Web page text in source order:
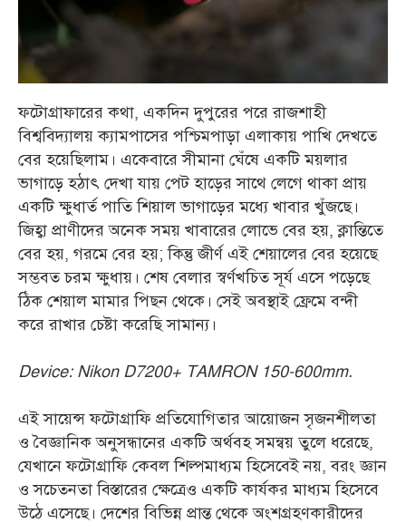
ফটোগ্রাফারের কথা, একদিন দুপুরের পরে রাজশাহী
বিশ্ববিদ্যালয় ক্যামপাসের পশ্চিমপাড়া এলাকায় পাখি দেখতে
বের হয়েছিলাম। একেবারে সীমানা ঘেঁষে একটি ময়লার
ভাগাড়ে হঠাৎ দেখা যায় পেট হাড়ের সাথে লেগে থাকা প্রায়
একটি ক্ষুধার্ত পাতি শিয়াল ভাগাড়ের মধ্যে খাবার খুঁজছে।
জিহ্বা প্রাণীদের অনেক সময় খাবারের লোভে বের হয়, ক্লান্তিতে
বের হয়, গরমে বের হয়; কিন্তু জীর্ণ এই শেয়ালের বের হয়েছে
সম্ভবত চরম ক্ষুধায়। শেষ বেলার স্বর্ণখচিত সূর্য এসে পড়েছে
ঠিক শেয়াল মামার পিছন থেকে। সেই অবস্থাই ফ্রেমে বন্দী
করে রাখার চেষ্টা করেছি সামান্য।
Device: Nikon D7200+ TAMRON 150-600mm.
এই সায়েন্স ফটোগ্রাফি প্রতিযোগিতার আয়োজন সৃজনশীলতা
ও বৈজ্ঞানিক অনুসন্ধানের একটি অর্থবহ সমন্বয় তুলে ধরেছে,
যেখানে ফটোগ্রাফি কেবল শিল্পমাধ্যম হিসেবেই নয়, বরং জ্ঞান
ও সচেতনতা বিস্তারের ক্ষেত্রেও একটি কার্যকর মাধ্যম হিসেবে
উঠে এসেছে। দেশের বিভিন্ন প্রান্ত থেকে অংশগ্রহণকারীদের